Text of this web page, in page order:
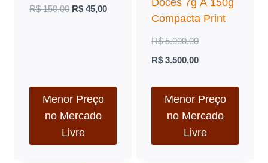
R$150,00 O
R$ 150,00.
R$ 45,00O
R$ 45,00.
Menor Preço
no Mercado
Livre
Doces 7g À 150g
Compacta Print
R$5.000,00O
preço
era:
R$ 5.000,00.
R$ 3.500,00O
atual
é:
R$ 3.500,00.
Menor Preço
no Mercado
Livre